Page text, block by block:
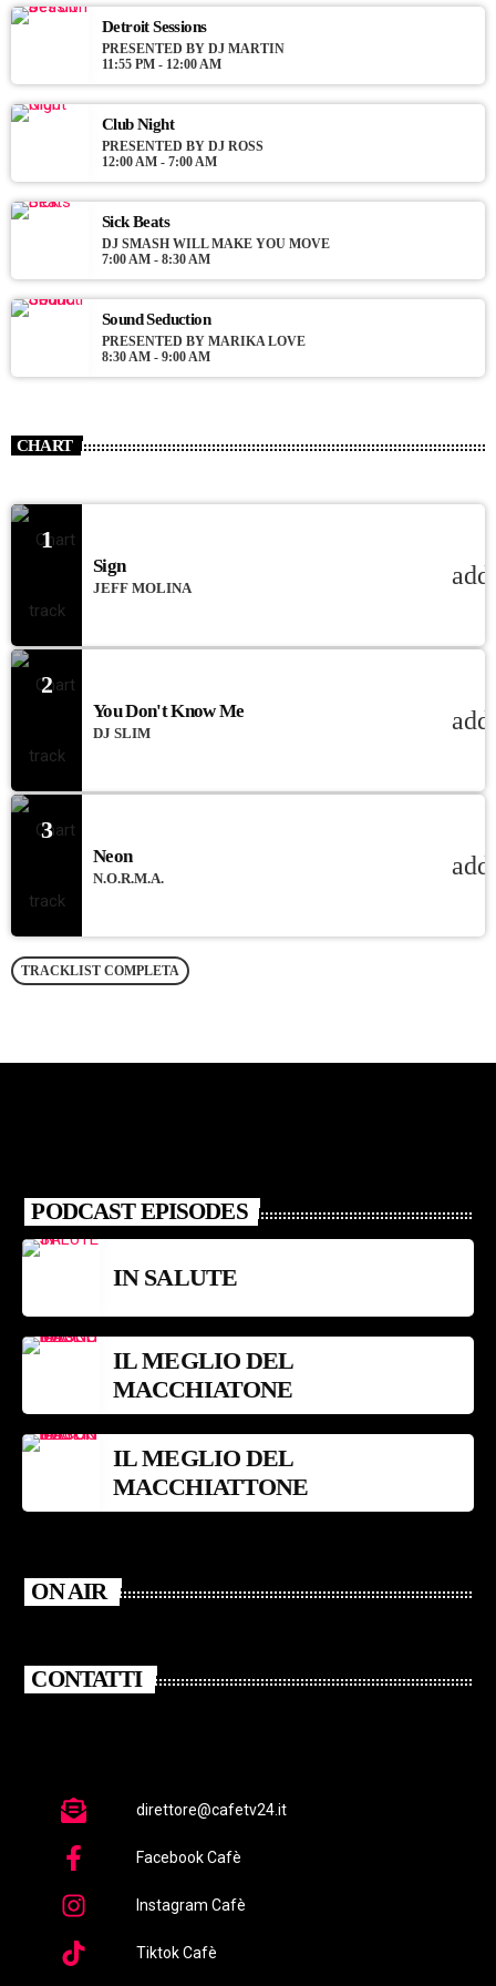
justo. Aliquam semper faucibus odio id varius. Suspendisse
varius laoreet sodales.
Detroit Sessions
PRESENTED BY DJ MARTIN
11:55 PM - 12:00 AM
Club Night
PRESENTED BY DJ ROSS
12:00 AM - 7:00 AM
Sick Beats
DJ SMASH WILL MAKE YOU MOVE
7:00 AM - 8:30 AM
Sound Seduction
PRESENTED BY MARIKA LOVE
8:30 AM - 9:00 AM
CHART
1
Sign
JEFF MOLINA
2
You Don't Know Me
DJ SLIM
3
Neon
N.O.R.M.A.
TRACKLIST COMPLETA
PODCAST EPISODES
IN SALUTE
IL MEGLIO DEL
MACCHIATONE
IL MEGLIO DEL
MACCHIATTONE
ON AIR
CONTATTI
direttore@cafetv24.it
Facebook Cafè
Instagram Cafè
Tiktok Cafè